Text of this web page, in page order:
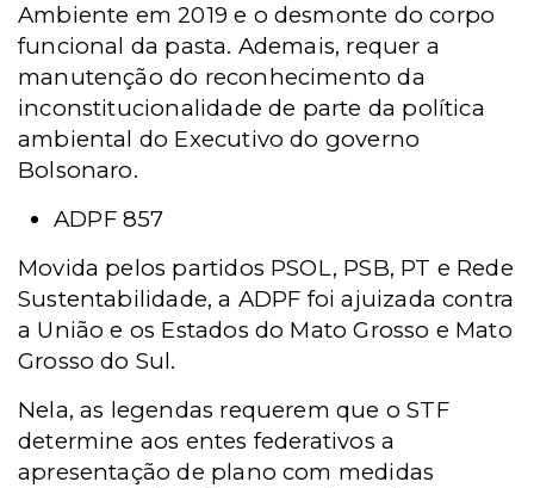
Ambiente em 2019 e o desmonte do corpo
funcional da pasta. Ademais, requer a
manutenção do reconhecimento da
inconstitucionalidade de parte da política
ambiental do Executivo do governo
Bolsonaro.
ADPF 857
Movida pelos partidos PSOL, PSB, PT e Rede
Sustentabilidade, a ADPF foi ajuizada contra
a União e os Estados do Mato Grosso e Mato
Grosso do Sul.
Nela, as legendas requerem que o STF
determine aos entes federativos a
apresentação de plano com medidas